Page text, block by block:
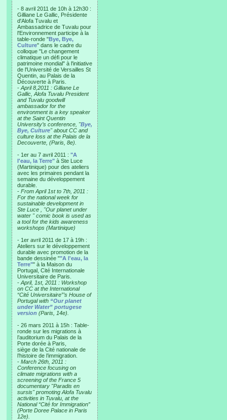
- 8 avril 2011 de 10h à 12h30 :
Gilliane Le Gallic, Présidente
d'Alofa Tuvalu et
Ambassadrice de Tuvalu pour
l'Environnement participe à la
table-ronde "Bye, Bye,
Culture" dans le cadre du
colloque "Le changement
climatique un défi pour le
patrimoine mondial" à l'initiative
de l'Université de Versailles St
Quentin, au Palais de la
Découverte à Paris.
- April 8,2011 : Gilliane Le
Gallic, Alofa Tuvalu President
and Tuvalu goodwill
ambassador for the
environment is a key speaker
at the Saint Quentin
University’s conference, "Bye,
Bye, Culture" about CC and
culture loss at the Palais de la
Decouverte, (Paris, 8e).
- 1er au 7 avril 2011 : "A
l'eau, la Terre" à Ste Luce
(Martinique) pour des ateliers
avec les primaires pendant la
semaine du développement
durable.
- From April 1st to 7th, 2011 :
For the national week for
sustainable development in
Ste Luce , "Our planet under
water " comic book is used as
a tool for the kids awareness
workshops (Martinique)
- 1er avril 2011 de 17 à 19h :
Ateliers sur le développement
durable avec promotion de la
bande dessinée ""A l'eau, la
Terre"" à la Maison du
Portugal, Cité Internationale
Universitaire de Paris.
- April, 1st, 2011 : Workshop
on CC at the International
“Cité Universitaire”’s House of
Portugal with “Our planet
under Water” portugese
version (Paris, 14e).
- 26 mars 2011 à 15h : Table-
ronde sur les migrations à
l’auditorium du Palais de la
Porte dorée à Paris,
siège de la Cité nationale de
l’histoire de l’immigration.
- March 26th, 2011 :
Conference focusing on
climate migrations with a
screening of the France 5
documentary "Paradis en
sursis" promoting Alofa Tuvalu
activities in Tuvalu, at the
National “Cité for Immigration”
(Porte Doree Palace in Paris
12e).